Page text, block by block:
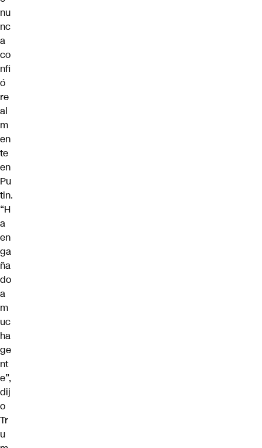
nu
nc
a
co
nfi
ó
re
al
m
en
te
en
Pu
tin.
“H
a
en
ga
ña
do
a
m
uc
ha
ge
nt
e”,
dij
o
Tr
u